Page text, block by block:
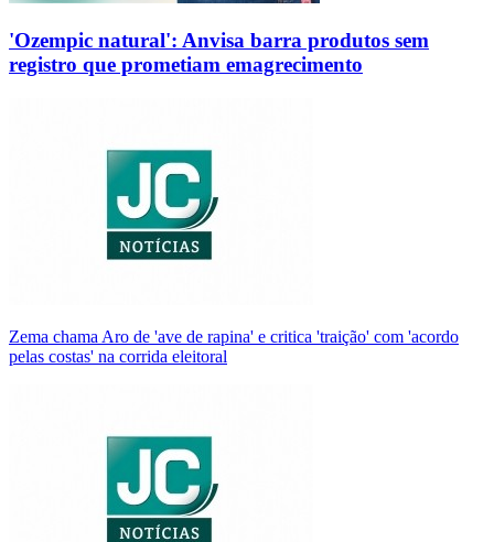
'Ozempic natural': Anvisa barra produtos sem
registro que prometiam emagrecimento
Zema chama Aro de 'ave de rapina' e critica 'traição' com 'acordo
pelas costas' na corrida eleitoral